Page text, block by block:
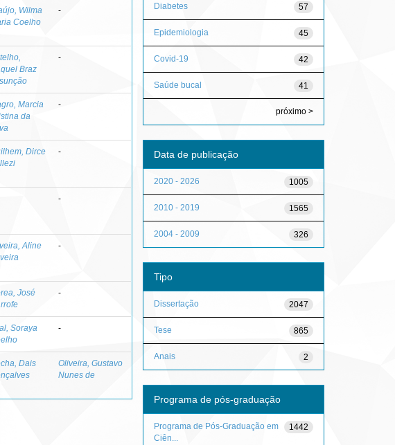
Wilma
Coelho
-
Braz
-
Marcia
da
-
Dirce
-
-
Aline
-
José
-
Soraya
-
Dais
Oliveira, Gustavo
Nunes de
57
Diabetes
45
Epidemiologia
42
Covid-19
41
Saúde bucal
próximo >
Data de publicação
1005
2020 - 2026
1565
2010 - 2019
326
2004 - 2009
Tipo
2047
Dissertação
865
Tese
2
Anais
Programa de pós-graduação
1442
Programa de Pós-Graduação em
Ciên...